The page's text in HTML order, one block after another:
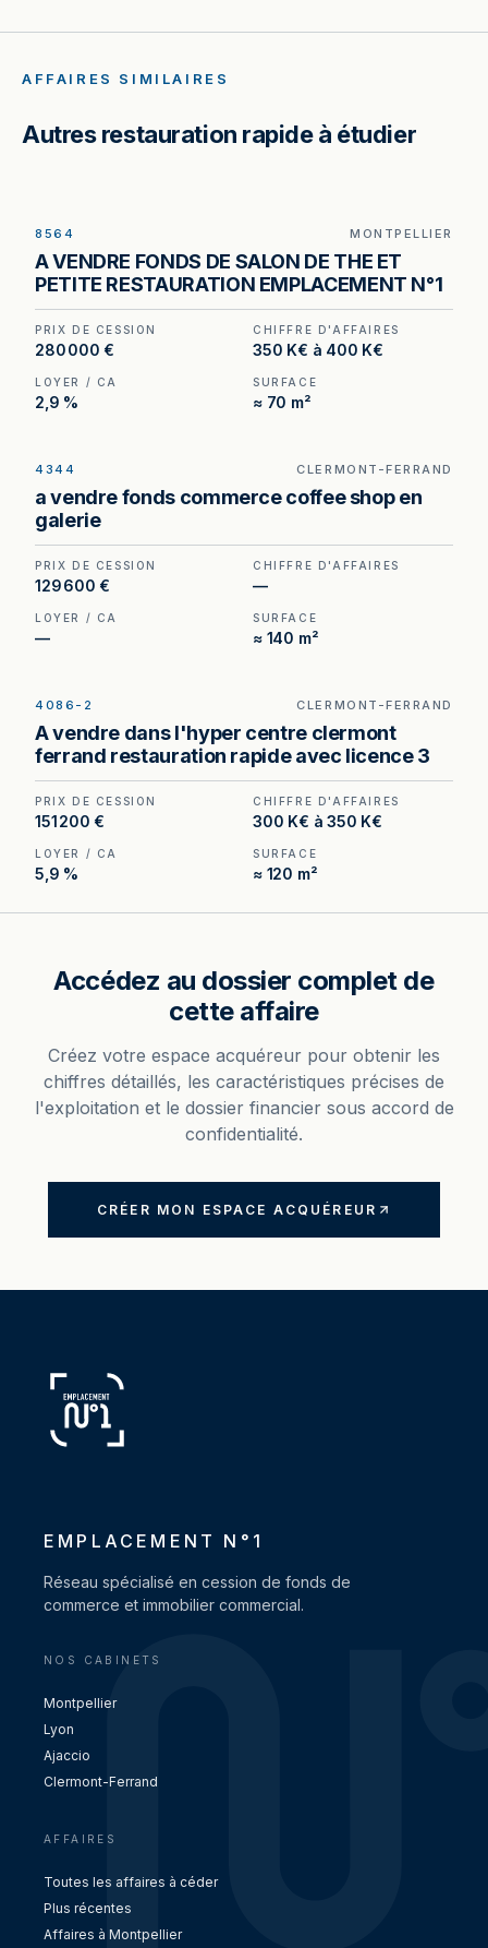
AFFAIRES SIMILAIRES
Autres restauration rapide à étudier
3 % du chiffre d'affaires hors taxes, en plein
cœur de ville.
8564 MONTPELLIER
A VENDRE FONDS DE SALON DE THE ET
PETITE RESTAURATION EMPLACEMENT N°1
PRIX DE CESSION
280 000 €
CHIFFRE D'AFFAIRES
350 K€ à 400 K€
LOYER / CA
2,9 %
SURFACE
≈ 70 m²
Coffee shop à vendre à Clermont-Ferrand — 200
m² en galerie, un format difficile à recréer à ce
niveau de prix.
4344 CLERMONT-FERRAND
a vendre fonds commerce coffee shop en
galerie
PRIX DE CESSION
129 600 €
CHIFFRE D'AFFAIRES
—
LOYER / CA
—
SURFACE
≈ 140 m²
emplacement n°1 en hypercentre, fort passage
piéton.
4086-2 CLERMONT-FERRAND
A vendre dans l'hyper centre clermont
ferrand restauration rapide avec licence 3
PRIX DE CESSION
151 200 €
CHIFFRE D'AFFAIRES
300 K€ à 350 K€
LOYER / CA
5,9 %
SURFACE
≈ 120 m²
Accédez au dossier complet de
cette affaire
Créez votre espace acquéreur pour obtenir les
chiffres détaillés, les caractéristiques précises de
l'exploitation et le dossier financier sous accord de
confidentialité.
CRÉER MON ESPACE ACQUÉREUR
EMPLACEMENT N°1
Réseau spécialisé en cession de fonds de
commerce et immobilier commercial.
NOS CABINETS
Montpellier
Lyon
Ajaccio
Clermont-Ferrand
AFFAIRES
Toutes les affaires à céder
Plus récentes
Affaires à Montpellier